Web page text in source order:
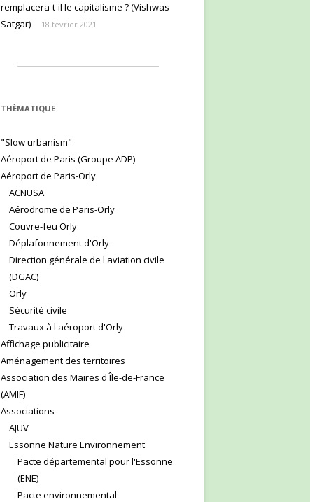
remplacera-t-il le capitalisme ? (Vishwas
Satgar)
18 février 2021
THÈMATIQUE
"Slow urbanism"
Aéroport de Paris (Groupe ADP)
Aéroport de Paris-Orly
ACNUSA
Aérodrome de Paris-Orly
Couvre-feu Orly
Déplafonnement d'Orly
Direction générale de l'aviation civile
(DGAC)
Orly
Sécurité civile
Travaux à l'aéroport d'Orly
Affichage publicitaire
Aménagement des territoires
Association des Maires d'Île-de-France
(AMIF)
Associations
AJUV
Essonne Nature Environnement
Pacte départemental pour l'Essonne
(ENE)
Pacte environnemental